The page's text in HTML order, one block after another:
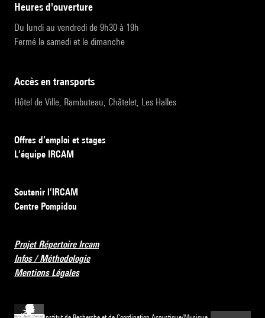
heures d'ouverture
Du lundi au vendredi de 9h30 à 19h
Fermé le samedi et le dimanche
accès en transports
Hôtel de Ville, Rambuteau, Châtelet, Les Halles
Offres d’emploi et stages
L’équipe IRCAM
Soutenir l’IRCAM
Centre Pompidou
Projet Répertoire Ircam
Infos / Méthodologie
Mentions Légales